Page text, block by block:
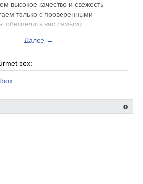
высокое качество и свежесть
только с проверенными
обеспечить вас самыми
коробка, сохранит вкус еды, а
эстетические свойства.
Далее →
box: